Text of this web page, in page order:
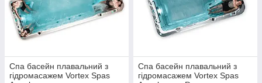
Спа басейн плавальний з
гідромасажем Vortex Spas
Спа басейн плавальний з
гідромасажем Vortex Spas